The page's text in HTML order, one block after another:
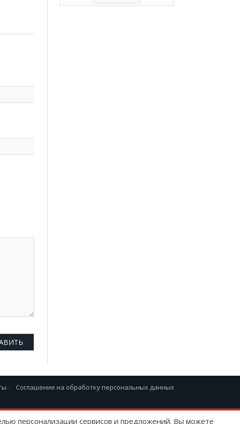
Соглашение на обработку персональных данных
персонализации сервисов и предложений. Вы можете